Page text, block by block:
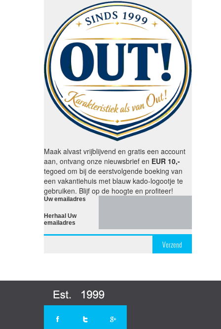
Maak alvast vrijblijvend en gratis een account
aan, ontvang onze nieuwsbrief en EUR 10,-
tegoed om bij de eerstvolgende boeking van
een vakantiehuis met blauw kado-logootje te
gebruiken. Blijf op de hoogte en profiteer!
Uw emailadres
Herhaal Uw
emailadres
Verzend